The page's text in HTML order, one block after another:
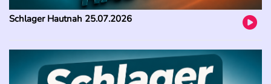
Schlager Hautnah 25.07.2026